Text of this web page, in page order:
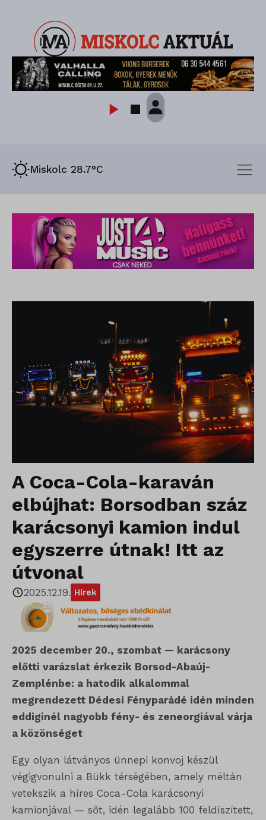
Miskolc 28.7°C
A Coca-Cola-karaván
elbújhat: Borsodban száz
karácsonyi kamion indul
egyszerre útnak! Itt az
útvonal
2025.12.19. Hírek
2025 december 20., szombat — karácsony
előtti varázslat érkezik Borsod-Abaúj-
Zemplénbe: a hatodik alkalommal
megrendezett Dédesi Fényparádé idén minden
eddiginél nagyobb fény- és zeneorgiával várja
a közönséget
Egy olyan látványos ünnepi konvoj készül
végigvonulni a Bükk térségében, amely méltán
vetekszik a híres Coca-Cola karácsonyi
kamionjával — sőt, idén legalább 100 feldíszített,